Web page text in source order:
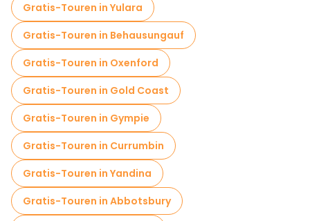
Gratis-Touren in Yulara
Gratis-Touren in Behausungauf
Gratis-Touren in Oxenford
Gratis-Touren in Gold Coast
Gratis-Touren in Gympie
Gratis-Touren in Currumbin
Gratis-Touren in Yandina
Gratis-Touren in Abbotsbury